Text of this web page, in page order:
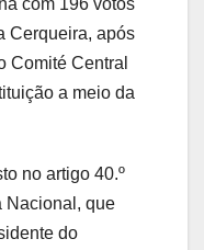
Cerqueira, após
Comité Central
a meio da
no artigo 40.º
Nacional, que
do